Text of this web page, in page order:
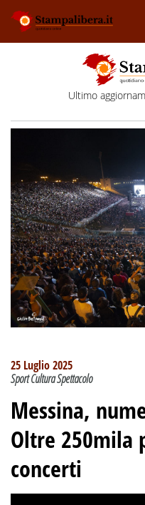
Ultimo
25 Luglio 2025
Sport Cultura Spettacolo
Messina,
Oltre 250mila
concerti